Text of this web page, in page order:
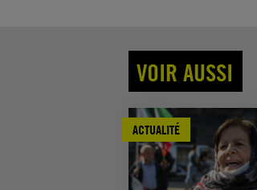
VOIR AUSSI
ACTUALITÉ